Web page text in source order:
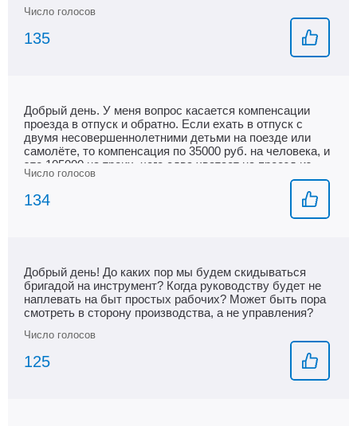
135
Добрый день. У меня вопрос касается компенсации
проезда в отпуск и обратно. Если ехать в отпуск с
двумя несовершеннолетними детьми на поезде или
самолёте, то компенсация по 35000 руб. на человека, и
это 105000 на троих, чего едва хватает на проезд из
Мончегорска до юга. А если ехать также на юг с детьми
на авто, то компенсация всего 35000. При нынешней
средней цене бензина 55 - 58 руб. за литр, можно
купить всего 630 литров бензина. На котором можно
13.5 литров на 100км. В прошлом году я потратил 52000
руб. на бензин, и это в два раза меньше, чем если бы я
с детьми поехал бы другим видом транспорта. Надо
пересмотреть суммарный расход на оплату в отпуск с
134
Добрый день! До каких пор мы будем скидываться
бригадой на инструмент? Когда руководству будет не
наплевать на быт простых рабочих? Может быть пора
смотреть в сторону производства, а не управления?
125